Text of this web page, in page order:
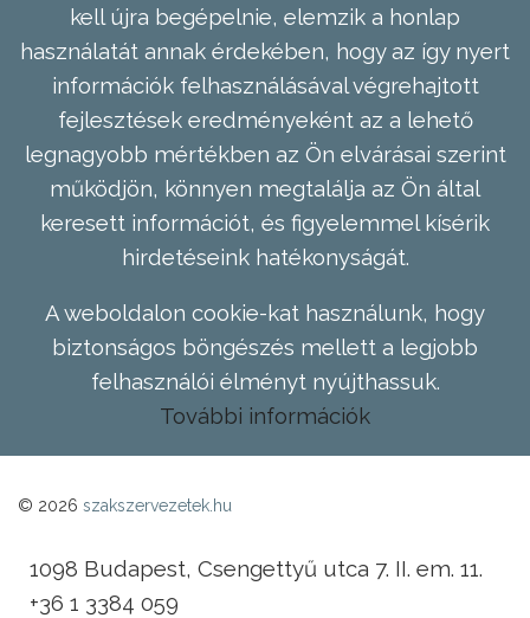
kell újra begépelnie, elemzik a honlap
használatát annak érdekében, hogy az így nyert
információk felhasználásával végrehajtott
fejlesztések eredményeként az a lehető
legnagyobb mértékben az Ön elvárásai szerint
működjön, könnyen megtalálja az Ön által
keresett információt, és figyelemmel kísérik
hirdetéseink hatékonyságát.
A weboldalon cookie-kat használunk, hogy
biztonságos böngészés mellett a legjobb
felhasználói élményt nyújthassuk.
További információk
© 2026 szakszervezetek.hu
1098 Budapest, Csengettyű utca 7. II. em. 11.
+36 1 3384 059